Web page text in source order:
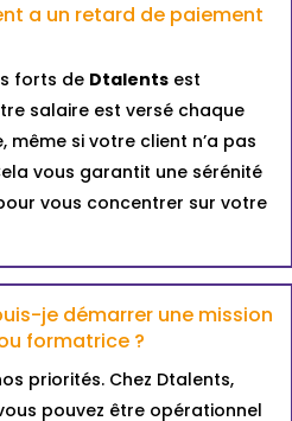
a un retard de paiement
forts de Dtalents est
salaire est versé chaque
même si votre client n’a pas
vous garantit une sérénité
vous concentrer sur votre
je démarrer une mission
formatrice ?
priorités. Chez Dtalents,
pouvez être opérationnel